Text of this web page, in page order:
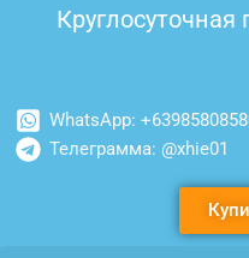
WhatsApp:
Телеграмма: @xhie01